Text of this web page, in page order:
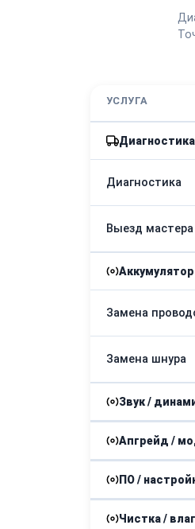
УСЛУГА
Диагностика
Выезд мастера
Замена
Замена шнура
Звук /
Замена
Ремонт
Апгрейд /
Модернизация
ПО /
Устранение
Чистка /